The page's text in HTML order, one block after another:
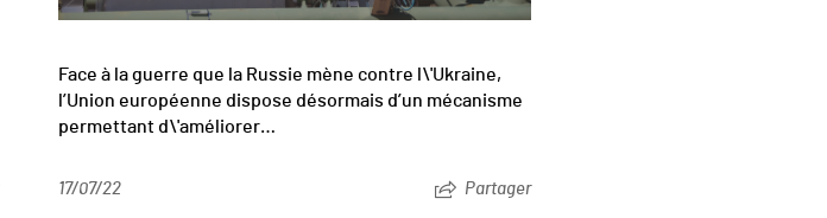
Face à la guerre que la Russie mène contre l\'Ukraine,
l’Union européenne dispose désormais d’un mécanisme
permettant d\'améliorer…
17/07/22 Partager